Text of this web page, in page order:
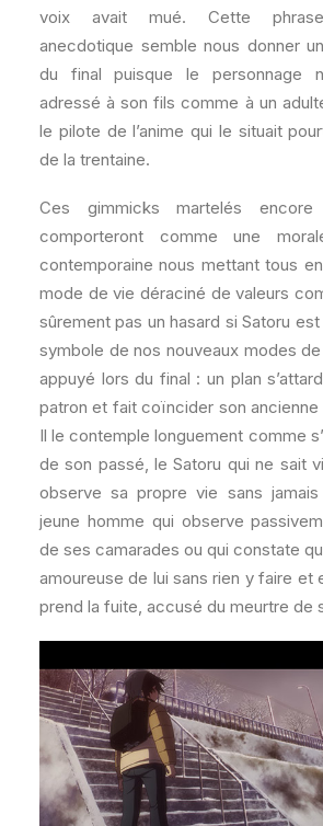
voix avait mué. Cette phrase
anecdotique semble nous donner
du final puisque le personnage
adressé à son fils comme à un
le pilote de l’anime qui le situait
de la trentaine.
Ces gimmicks martelés
comporteront comme une
contemporaine nous mettant tous
mode de vie déraciné de valeurs
sûrement pas un hasard si Satoru est
symbole de nos nouveaux modes
appuyé lors du final : un plan
patron et fait coïncider son
Il le contemple longuement comme
de son passé, le Satoru qui ne sait
observe sa propre vie sans jamais
jeune homme qui observe
de ses camarades ou qui constate
amoureuse de lui sans rien y faire et
prend la fuite, accusé du meurtre de